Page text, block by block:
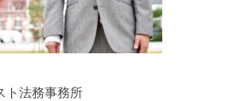
ト法務事務所